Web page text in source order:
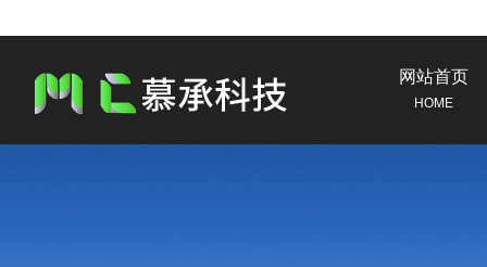
网站首页
HOME